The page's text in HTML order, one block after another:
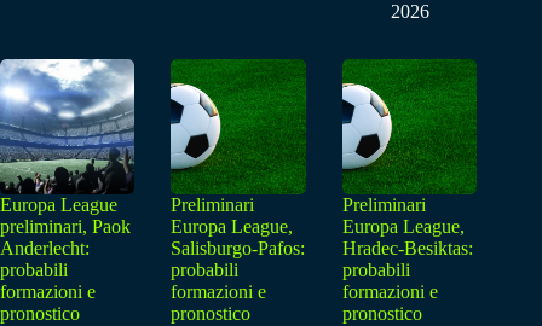
2026
Europa League
preliminari, Paok
Anderlecht:
probabili
formazioni e
pronostico
Preliminari
Europa League,
Salisburgo-Pafos:
probabili
formazioni e
pronostico
Preliminari
Europa League,
Hradec-Besiktas:
probabili
formazioni e
pronostico